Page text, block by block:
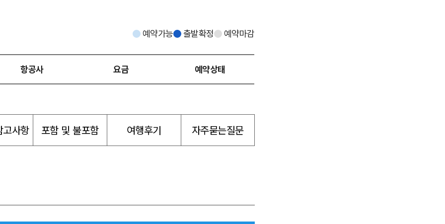
예약가능 출발확정 예약마감
항공사 요금 예약상태
사항 포함 및 불포함 여행후기 자주묻는질문